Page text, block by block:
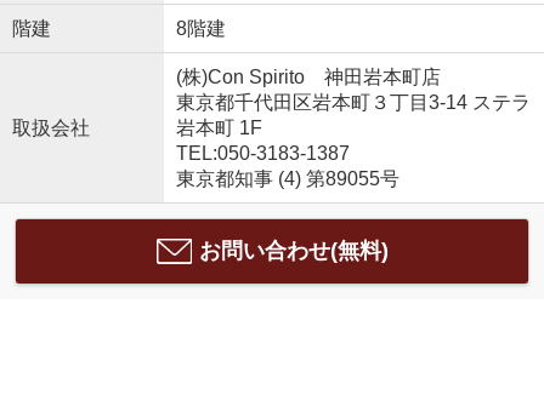
階建 8階建
取扱会社
(株)Con Spirito 神田岩本町店
東京都千代田区岩本町３丁目3-14 ステラ
岩本町 1F
TEL:050-3183-1387
東京都知事 (4) 第89055号
お問い合わせ(無料)